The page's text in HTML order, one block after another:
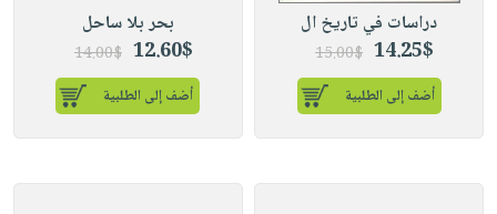
دراسات في تاريخ ال
14.25$
15.00$
أضف إلى الطلبية
بحر بلا ساحل
12.60$
14.00$
أضف إلى الطلبية